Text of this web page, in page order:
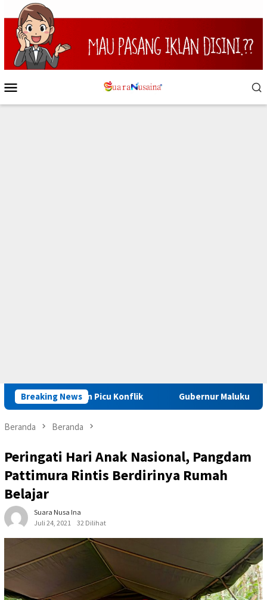
Loncat
ke
konten
Mobile
Breaking News
Jangan Picu Konflik Gubernur Maluku : Pelaku Kasus
Beranda Beranda
Peringati Hari Anak Nasional, Pangdam
Pattimura Rintis Berdirinya Rumah
Belajar
Suara Nusa Ina
Juli 24, 2021
32 Dilihat